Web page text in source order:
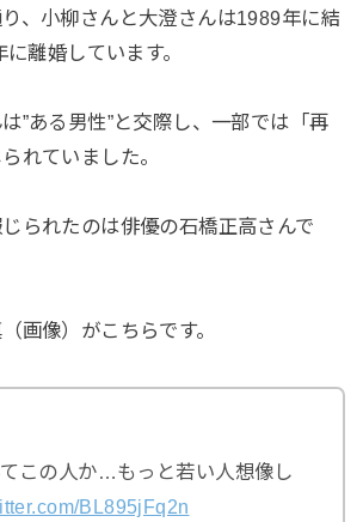
、小柳さんと大澄さんは1989年に結
離婚しています。
”ある男性”と交際し、一部では「再
れていました。
られたのは俳優の石橋正高さんで
画像）がこちらです。
この人か…もっと若い人想像し
BL895jFq2n